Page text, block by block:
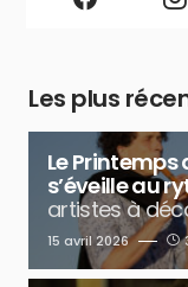
Les plus
Le Printemps
s’éveille au
artistes à
15 avril 2026